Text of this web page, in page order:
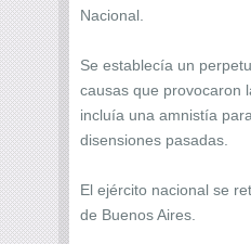
Nacional.
Se establecía un
causas que provocaron
incluía una amnistía
disensiones pasadas.
El ejército nacional se
de Buenos Aires.